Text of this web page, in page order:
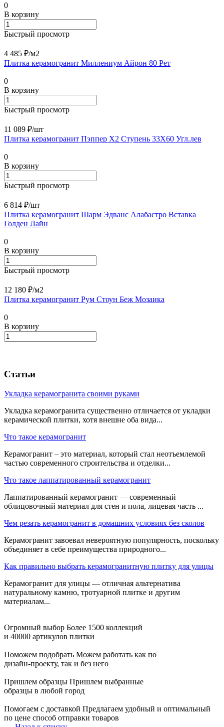
0
В корзину
Быстрый просмотр
4 485 ₽/м2
Плитка керамогранит Миллениум Айрон 80 Рет
0
В корзину
Быстрый просмотр
11 089 ₽/шт
Плитка керамогранит Пэппер Х2 Ступень 33X60 Угл.лев
0
В корзину
Быстрый просмотр
6 814 ₽/шт
Плитка керамогранит Шарм Эдванс Алабастро Вставка
Голден Лайн
0
В корзину
Быстрый просмотр
12 180 ₽/м2
Плитка керамогранит Рум Стоун Беж Мозаика
0
В корзину
Статьи
Укладка керамогранита своими руками
Укладка керамогранита существенно отличается от укладки
керамической плитки, хотя внешне оба вида...
Что такое керамогранит
Керамогранит – это материал, который стал неотъемлемой
частью современного строительства и отделки...
Что такое лаппатированный керамогранит
Лаппатированный керамогранит — современный
облицовочный материал для стен и пола, лицевая часть ...
Чем резать керамогранит в домашних условиях без сколов
Керамогранит завоевал невероятную популярность, поскольку
объединяет в себе преимущества природного...
Как правильно выбрать керамогранитную плитку для улицы
Керамогранит для улицы — отличная альтернатива
натуральному камню, тротуарной плитке и другим
материалам...
Огромный выбор Более 1500 коллекций
и 40000 артикулов плитки
Поможем подобрать Можем работать как по
дизайн-проекту, так и без него
Пришлем образцы Пришлем выбранные
образцы в любой город
Помогаем с доставкой Предлагаем удобный и оптимальный
по цене способ отправки товаров